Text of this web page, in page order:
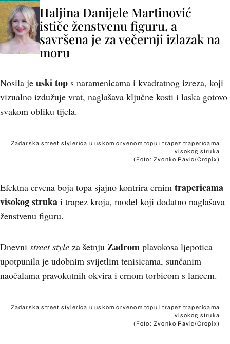
Haljina Danijele Martinović
ističe ženstvenu figuru, a
savršena je za večernji izlazak na
moru
Nosila je uski top s naramenicama i kvadratnog izreza, koji
vizualno izdužuje vrat, naglašava ključne kosti i laska gotovo
svakom obliku tijela.
Zadarska street stylerica u uskom crvenom topu i trapez trapericama
visokog struka
(Foto: Zvonko Pavic/Cropix)
Efektna crvena boja topa sjajno kontrira crnim trapericama
visokog struka i trapez kroja, model koji dodatno naglašava
ženstvenu figuru.
Dnevni street style za šetnju Zadrom plavokosa ljepotica
upotpunila je udobnim svijetlim tenisicama, sunčanim
naočalama pravokutnih okvira i crnom torbicom s lancem.
Zadarska street stylerica u uskom crvenom topu i trapez trapericama
visokog struka
(Foto: Zvonko Pavic/Cropix)